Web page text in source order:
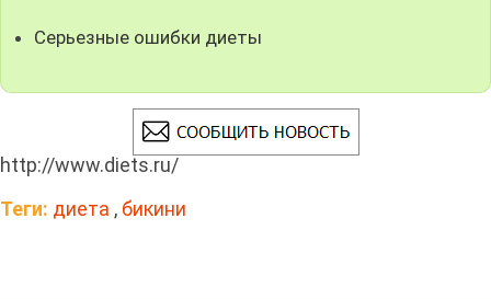
Серьезные ошибки диеты
http://www.diets.ru/
Теги: диета , бикини